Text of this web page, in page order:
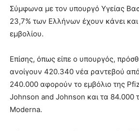
Σύμφωνα με τον υπουργό Υγείας
23,7% των Ελλήνων έχουν κάνει και
εμβολίου.
Επίσης, όπως είπε ο υπουργός,
ανοίγουν 420.340 νέα ραντεβού
240.000 αφορούν το εμβόλιο της
Johnson and Johnson και τα 84.000
Moderna.